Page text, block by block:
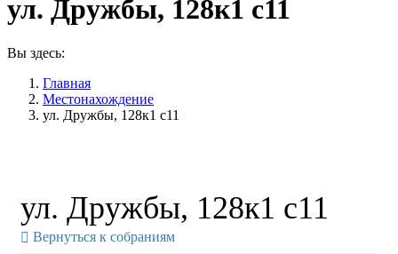
ул. Дружбы, 128к1 с11
Вы здесь:
Главная
Местонахождение
ул. Дружбы, 128к1 с11
ул. Дружбы, 128к1 с11
Вернуться к собраниям